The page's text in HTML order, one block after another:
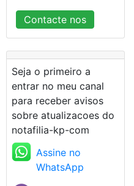
Contacte nos
Seja o primeiro a
entrar no meu canal
para receber avisos
sobre atualizacoes do
notafilia-kp-com
Assine no
WhatsApp